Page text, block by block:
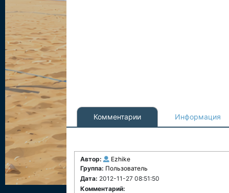
Комментарии Информация
Автор:
Ezhike
Группа: Пользователь
Дата: 2012-11-27 08:51:50
Комментарий: